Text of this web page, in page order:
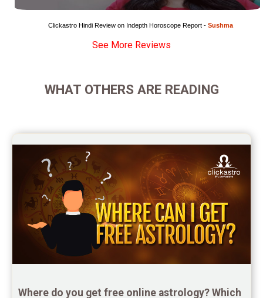
Wealth Horoscope Reviews
Yearly Predictions Reviews
Future Book Reviews
Yoga Predictions Reviews
Rahu Ketu Transit Predictions Reviews
Jupiter Transit Predictions Reviews
Free Horoscope Reviews
Free Horoscope Compatibility Reviews
Clickastro Hindi Review on Indepth Horoscope Report - Sushma
See More Reviews
WHAT OTHERS ARE READING
Where do you get free online astrology? Which